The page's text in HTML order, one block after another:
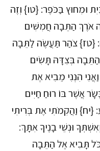
בַּכֹּפֶר: {טו} וְזֶה
אֹרֶךְ הַתֵּבָה חֲמִשִּׁים
{טז} צֹהַר תַּעֲשֶׂה לַתֵּבָה
בְּצִדָּהּ תָּשִׂים
הִנְנִי מֵבִיא אֶת
אֲשֶׁר בּוֹ רוּחַ חַיִּים
וַהֲקִמֹתִי אֶת בְּרִיתִי
וּנְשֵׁי בָנֶיךָ אִתָּךְ:
תָּבִיא אֶל הַתֵּבָה